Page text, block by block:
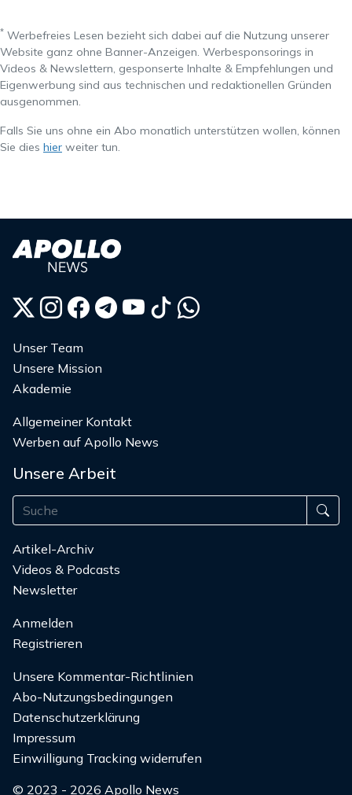
* Werbefreies Lesen bezieht sich dabei auf die Nutzung unserer
Website ganz ohne Banner-Anzeigen. Werbesponsorings in
Videos & Newslettern, gesponserte Inhalte & Empfehlungen und
Eigenwerbung sind aus technischen und redaktionellen Gründen
ausgenommen.
Falls Sie uns ohne ein Abo monatlich unterstützen wollen, können
Sie dies hier weiter tun.
Unser Team
Unsere Mission
Akademie
Allgemeiner Kontakt
Werben auf Apollo News
Unsere Arbeit
Artikel-Archiv
Videos & Podcasts
Newsletter
Anmelden
Registrieren
Unsere Kommentar-Richtlinien
Abo-Nutzungsbedingungen
Datenschutzerklärung
Impressum
Einwilligung Tracking widerrufen
© 2023 - 2026 Apollo News